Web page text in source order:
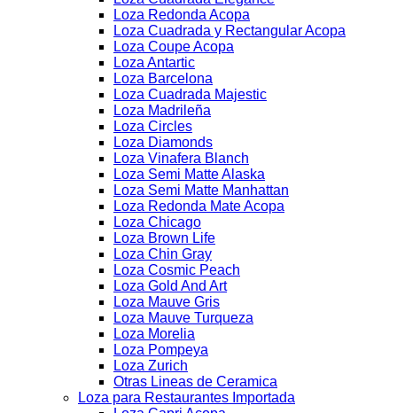
Loza Redonda Acopa
Loza Cuadrada y Rectangular Acopa
Loza Coupe Acopa
Loza Antartic
Loza Barcelona
Loza Cuadrada Majestic
Loza Madrileña
Loza Circles
Loza Diamonds
Loza Vinafera Blanch
Loza Semi Matte Alaska
Loza Semi Matte Manhattan
Loza Redonda Mate Acopa
Loza Chicago
Loza Brown Life
Loza Chin Gray
Loza Cosmic Peach
Loza Gold And Art
Loza Mauve Gris
Loza Mauve Turqueza
Loza Morelia
Loza Pompeya
Loza Zurich
Otras Lineas de Ceramica
Loza para Restaurantes Importada